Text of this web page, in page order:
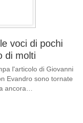
voci di pochi
di molti
l'articolo di Giovanni
Evandro sono tornate
ancora…